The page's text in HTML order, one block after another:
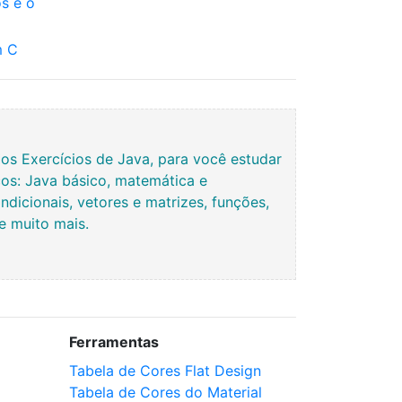
C
Exercícios de Java, para você estudar
Java básico, matemática e
vetores e matrizes, funções,
muito mais.
Ferramentas
Tabela de Cores Flat Design
Tabela de Cores do Material